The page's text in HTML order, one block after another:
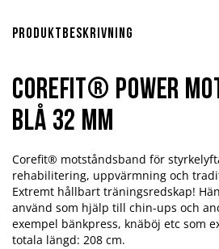
Produktbeskrivning
Corefit® Power
Blå 32 mm
Corefit® motståndsband för
rehabilitering, uppvärmning och
Extremt hållbart träningsredskap!
använd som hjälp till chin-ups och
exempel bänkpress, knäböj etc som
totala längd: 208 cm.